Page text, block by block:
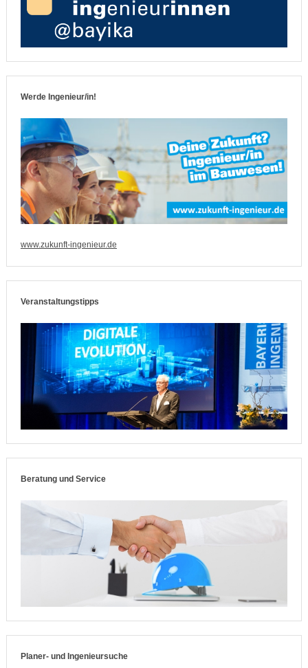
Werde Ingenieur/in!
www.zukunft-ingenieur.de
Veranstaltungstipps
Beratung und Service
Planer- und Ingenieursuche